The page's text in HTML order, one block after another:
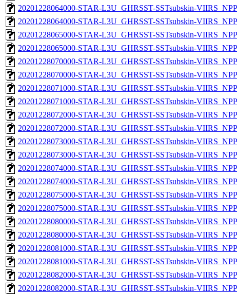
20201228064000-STAR-L3U_GHRSST-SSTsubskin-
20201228064000-STAR-L3U_GHRSST-SSTsubskin-
20201228065000-STAR-L3U_GHRSST-SSTsubskin-
20201228065000-STAR-L3U_GHRSST-SSTsubskin-
20201228070000-STAR-L3U_GHRSST-SSTsubskin-
20201228070000-STAR-L3U_GHRSST-SSTsubskin-
20201228071000-STAR-L3U_GHRSST-SSTsubskin-
20201228071000-STAR-L3U_GHRSST-SSTsubskin-
20201228072000-STAR-L3U_GHRSST-SSTsubskin-
20201228072000-STAR-L3U_GHRSST-SSTsubskin-
20201228073000-STAR-L3U_GHRSST-SSTsubskin-
20201228073000-STAR-L3U_GHRSST-SSTsubskin-
20201228074000-STAR-L3U_GHRSST-SSTsubskin-
20201228074000-STAR-L3U_GHRSST-SSTsubskin-
20201228075000-STAR-L3U_GHRSST-SSTsubskin-
20201228075000-STAR-L3U_GHRSST-SSTsubskin-
20201228080000-STAR-L3U_GHRSST-SSTsubskin-
20201228080000-STAR-L3U_GHRSST-SSTsubskin-
20201228081000-STAR-L3U_GHRSST-SSTsubskin-
20201228081000-STAR-L3U_GHRSST-SSTsubskin-
20201228082000-STAR-L3U_GHRSST-SSTsubskin-
20201228082000-STAR-L3U_GHRSST-SSTsubskin-